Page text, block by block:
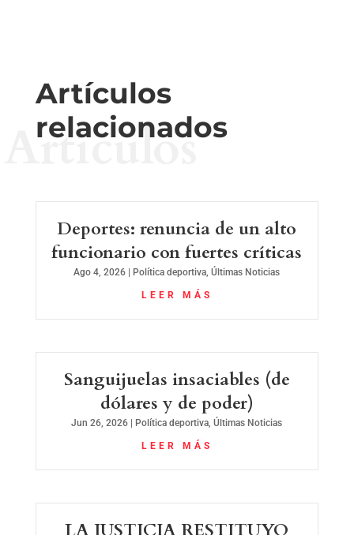
Artículos
relacionados
Artículos
Deportes: renuncia de un alto
funcionario con fuertes críticas
Ago 4, 2026 | Política deportiva ,Últimas Noticias
LEER MÁS
Sanguijuelas insaciables (de
dólares y de poder)
Jun 26, 2026 Política deportiva,Últimas Noticias
LEER MÁS